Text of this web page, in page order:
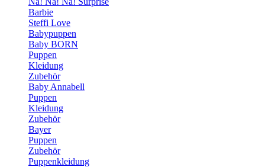
Barbie
Steffi Love
Babypuppen
Baby BORN
Puppen
Kleidung
Zubehör
Baby Annabell
Puppen
Kleidung
Zubehör
Bayer
Puppen
Zubehör
Puppenkleidung